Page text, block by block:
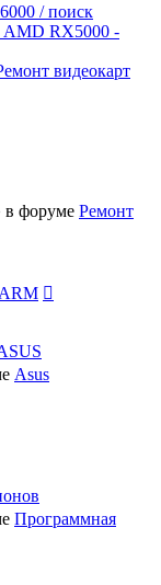
/ поиск
AMD RX5000 -
видеокарт
в форуме Ремонт
Asus
Программная